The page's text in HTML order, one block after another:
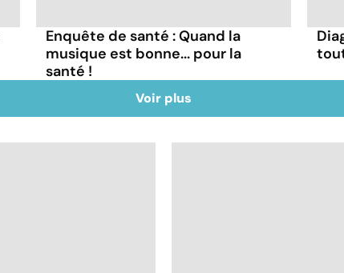
Enquête de santé : Quand la
musique est bonne... pour la
santé !
Voir plus